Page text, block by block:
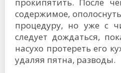
содержимое,
процедуру, но уже с
следует дождаться,
насухо протереть его
удаляя пятна, разводы.